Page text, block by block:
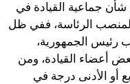
شأن جماعية القيادة في
لمنصب الرئاسة، ففي ظل
رئيس الجمهورية،
أعضاء القيادة، ومن
أو الأدنى درجة في